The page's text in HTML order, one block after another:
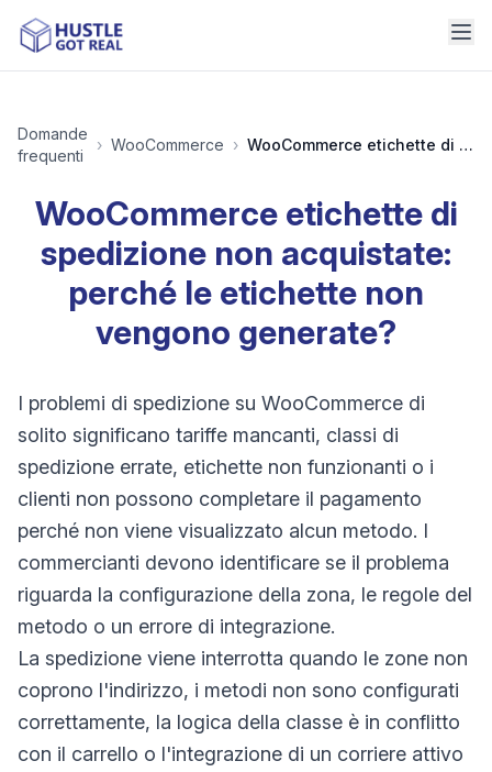
Domande
frequenti
› WooCommerce › WooCommerce etichette di spedizione non acquistate: perché le etichette non vengono generate?
WooCommerce etichette di
spedizione non acquistate:
perché le etichette non
vengono generate?
I problemi di spedizione su WooCommerce di
solito significano tariffe mancanti, classi di
spedizione errate, etichette non funzionanti o i
clienti non possono completare il pagamento
perché non viene visualizzato alcun metodo. I
commercianti devono identificare se il problema
riguarda la configurazione della zona, le regole del
metodo o un errore di integrazione.
La spedizione viene interrotta quando le zone non
coprono l'indirizzo, i metodi non sono configurati
correttamente, la logica della classe è in conflitto
con il carrello o l'integrazione di un corriere attivo